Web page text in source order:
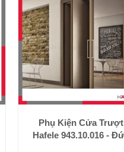
Phụ Kiện Cửa Trượt
Hafele 943.10.016 -